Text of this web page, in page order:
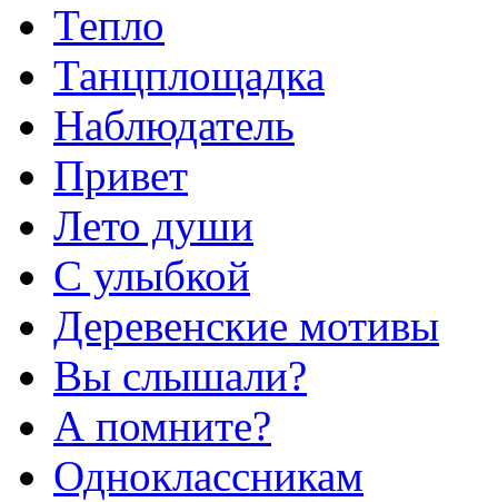
Тепло
Танцплощадка
Наблюдатель
Привет
Лето души
С улыбкой
Деревенские мотивы
Вы слышали?
А помните?
Одноклассникам